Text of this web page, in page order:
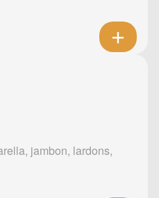
jambon, lardons,